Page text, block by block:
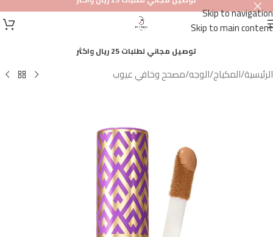
Skip to navigation
Skip to main content
توصيل مجاني لطلبات 25 ريال واكثر
الرئيسية/المكياج/الوجه/مصحح وخافي عيوب